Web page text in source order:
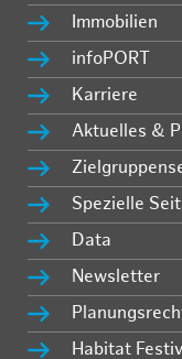
Immobilien
infoPORT
Karriere
Aktuelles &
Spezielle
Data
Newsletter
Habitat